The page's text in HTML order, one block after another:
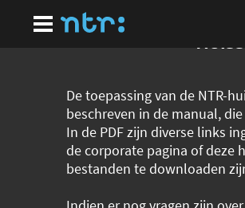
hoofdinhoud
De toepassing van de NTR-
beschreven in de manual,
In de PDF zijn diverse links
de corporate pagina of deze
bestanden te downloaden